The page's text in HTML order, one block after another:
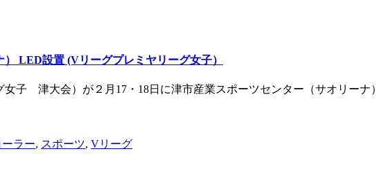
LED設置 (Vリーグプレミヤリーグ女子）
子 津大会）が２月17・18日に津市産業スポーツセンター（サオリーナ）
ラー, スポーツ, Vリーグ